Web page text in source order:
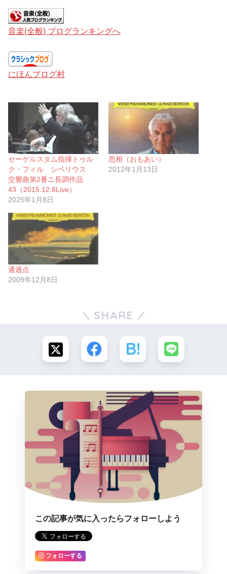
音楽(全般) ブログランキングへ
にほんブログ村
セーゲルスタム指揮トゥル
ク・フィル シベリウス
交響曲第2番ニ長調作品
43（2015.12.8Live）
2025年1月8日
思相（おもあい）
2012年1月13日
通過点
2009年12月8日
SHARE
この記事が気に入ったらフォローしよう
フォローする